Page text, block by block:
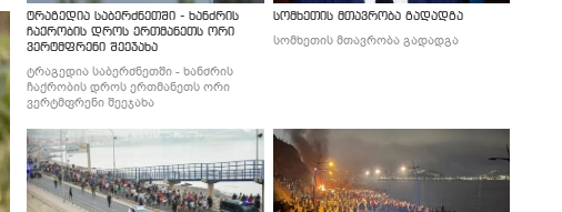
ტრაგედია საბერძნეთში - ხანძრის
ჩაქრობის დროს ერთმანეთს ორი
ვერტმფრენი შეეჯახა
ტრაგედია საბერძნეთში - ხანძრის
ჩაქრობის დროს ერთმანეთს ორი
ვერტმფრენი შეეჯახა
სომხეთის მთავრობა გადადგა
სომხეთის მთავრობა გადადგა